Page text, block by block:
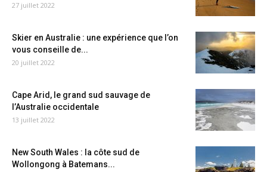
27 juillet 2022
Skier en Australie : une expérience que l’on
vous conseille de...
20 juillet 2022
Cape Arid, le grand sud sauvage de
l’Australie occidentale
13 juillet 2022
New South Wales : la côte sud de
Wollongong à Batemans...